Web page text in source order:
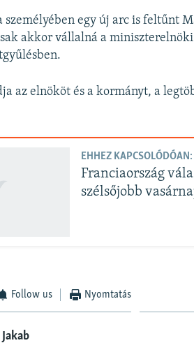
személyében egy új arc is feltűnt
akkor vállalná a
az elnököt és a kormányt, a
EHHEZ KAPCSOLÓDÓAN:
Franciaország
szélsőjobb
Follow us Nyomtatás